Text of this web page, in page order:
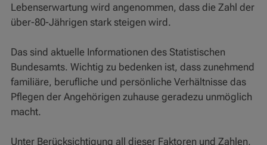
Lebenserwartung wird angenommen, dass die Zahl der
über-80-Jährigen stark steigen wird.
Das sind aktuelle Informationen des Statistischen
Bundesamts. Wichtig zu bedenken ist, dass zunehmend
familiäre, berufliche und persönliche Verhältnisse das
Pflegen der Angehörigen zuhause geradezu unmöglich
macht.
Unter Berücksichtigung all dieser Faktoren und Zahlen,